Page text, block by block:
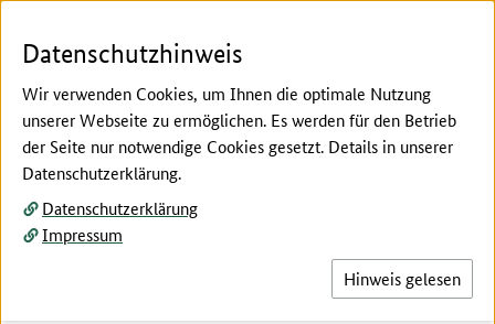
Hier beginnt der Hauptinhalt dieser Seite
Projekte 2021
Förderung von Verbraucherinformationen und
Absatzförderungsmaßnahmen
Datenschutzhinweis
Wir verwenden Cookies, um Ihnen die optimale Nutzung
unserer Webseite zu ermöglichen. Es werden für den Betrieb
der Seite nur notwendige Cookies gesetzt. Details in unserer
Datenschutzerklärung.
Datenschutzerklärung
Impressum
Hinweis gelesen